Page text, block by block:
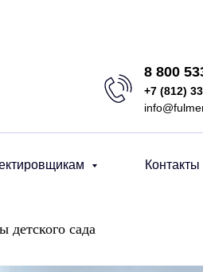
8 800
+7 (812)
Контакты
сада